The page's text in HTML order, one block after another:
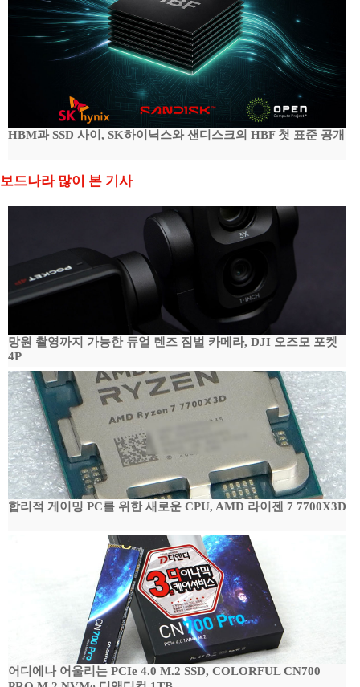
HBM과 SSD 사이, SK하이닉스와 샌디스크의 HBF 첫 표준 공개
보드나라 많이 본 기사
망원 촬영까지 가능한 듀얼 렌즈 짐벌 카메라, DJI 오즈모 포켓
4P
합리적 게이밍 PC를 위한 새로운 CPU, AMD 라이젠 7 7700X3D
어디에나 어울리는 PCIe 4.0 M.2 SSD, COLORFUL CN700